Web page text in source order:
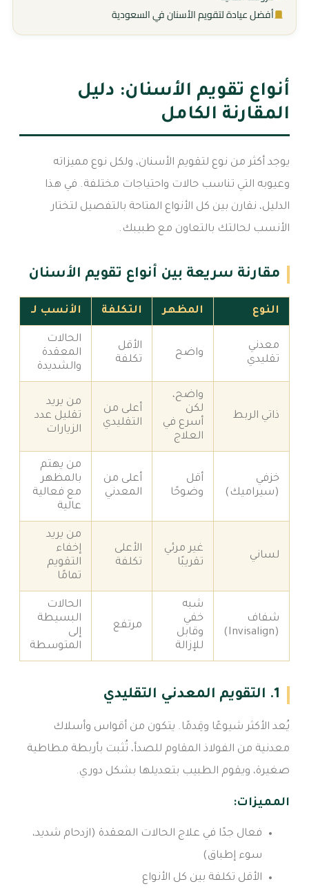
أفضل عيادة لتقويم الأسنان في السعودية
أنواع تقويم الأسنان: دليل
المقارنة الكامل
يوجد أكثر من نوع لتقويم الأسنان، ولكل نوع مميزاته
وعيوبه التي تناسب حالات واحتياجات مختلفة. في هذا
الدليل، نقارن بين كل الأنواع المتاحة بالتفصيل لتختار
الأنسب لحالتك بالتعاون مع طبيبك.
مقارنة سريعة بين أنواع تقويم الأسنان
النوع المظهر التكلفة الأنسب لـ
معدني
تقليدي
واضح
الأقل
تكلفة
الحالات
المعقدة
والشديدة
ذاتي الربط
واضح،
لكن
أسرع في
العلاج
أعلى من
التقليدي
من يريد
تقليل عدد
الزيارات
خزفي
(سيراميك)
أقل
وضوحًا
أعلى من
المعدني
من يهتم
بالمظهر
مع فعالية
عالية
لساني
غير مرئي
تقريبًا
الأعلى
تكلفة
من يريد
إخفاء
التقويم
تمامًا
شفاف
(Invisalign)
شبه
خفي
وقابل
للإزالة
مرتفع
الحالات
البسيطة
إلى
المتوسطة
1. التقويم المعدني التقليدي
يُعد الأكثر شيوعًا وقِدمًا. يتكون من أقواس وأسلاك
معدنية من الفولاذ المقاوم للصدأ، تُثبت بأربطة مطاطية
صغيرة، ويقوم الطبيب بتعديلها بشكل دوري.
المميزات:
فعال جدًا في علاج الحالات المعقدة (ازدحام شديد،
سوء إطباق)
الأقل تكلفة بين كل الأنواع